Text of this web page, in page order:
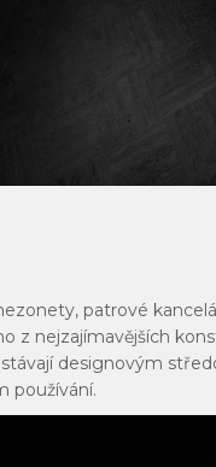
patrové
z nejzajímavějších
designovým
používání.